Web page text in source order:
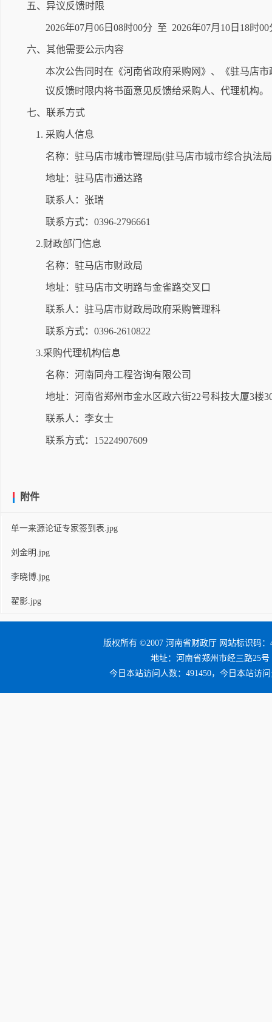
五、异议反馈时限
2026年07月06日08时00分 至 2026年07月10日18时00
六、其他需要公示内容
本次公告同时在《河南省政府采购网》、《驻马店
议反馈时限内将书面意见反馈给采购人、代理机构。
七、联系方式
1. 采购人信息
名称：驻马店市城市管理局(驻马店市城市综合执法
地址：驻马店市通达路
联系人：张瑞
联系方式：0396-2796661
2.财政部门信息
名称：驻马店市财政局
地址：驻马店市文明路与金雀路交叉口
联系人：驻马店市财政局政府采购管理科
联系方式：0396-2610822
3.采购代理机构信息
名称：河南同舟工程咨询有限公司
地址：河南省郑州市金水区政六街22号科技大厦3楼
联系人：李女士
联系方式：15224907609
附件
单一来源论证专家签到表.jpg
刘金明.jpg
李晓博.jpg
翟影.jpg
版权所有 ©2007 河南省财政厅 网站标识码：
地址：河南省郑州市经三路25号
今日本站访问人数：491450，今日本站访